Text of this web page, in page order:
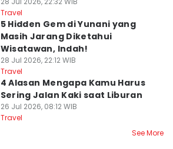
Travel
5 Hidden Gem di Yunani yang
Masih Jarang Diketahui
Wisatawan, Indah!
28 Jul 2026, 22:12 WIB
Travel
4 Alasan Mengapa Kamu Harus
Sering Jalan Kaki saat Liburan
26 Jul 2026, 08:12 WIB
Travel
See More